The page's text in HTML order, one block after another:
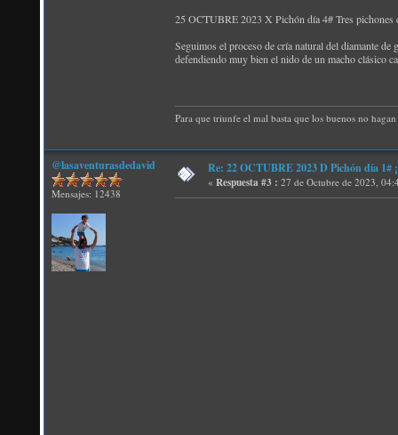
25 OCTUBRE 2023 X Pichón día 4# Tres
Seguimos el proceso de cría natural del diamante
defendiendo muy bien el nido de un macho clásico
Para que triunfe el mal basta que los buenos no
@lasaventurasdedavid
Mensajes: 12438
Re: 22 OCTUBRE 2023 D Pichón día
« Respuesta #3 : 27 de Octubre de 2023,